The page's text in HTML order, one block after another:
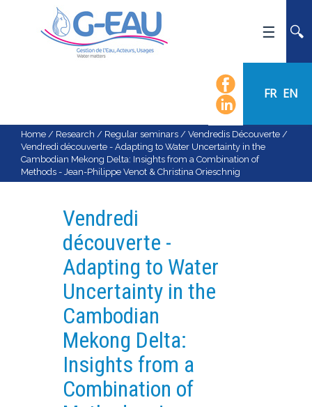
FR EN
NEWS
EVENTS
CALENDAR OF EVENTS
SCIENTIFIC FIELDS
RECRUITMENT
RESEARCH
GEOGRAPHIC LOCATIONS
CURRENT PROJECTS
COMPLETED PROJECTS
Home / Research / Regular seminars / Vendredis Découverte /
Vendredi découverte - Adapting to Water Uncertainty in the
Cambodian Mekong Delta: Insights from a Combination of
Methods - Jean-Philippe Venot & Christina Orieschnig
Vendredi
découverte -
Adapting to Water
Uncertainty in the
Cambodian
Mekong Delta:
Insights from a
Combination of